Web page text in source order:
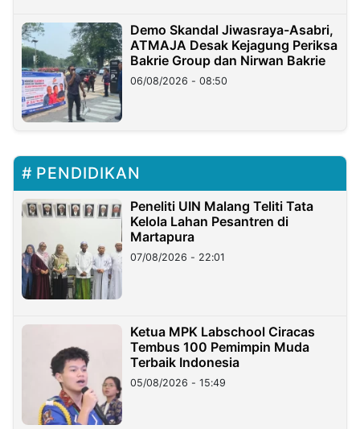
Demo Skandal Jiwasraya-Asabri,
ATMAJA Desak Kejagung Periksa
Bakrie Group dan Nirwan Bakrie
06/08/2026 - 08:50
PENDIDIKAN
Peneliti UIN Malang Teliti Tata
Kelola Lahan Pesantren di
Martapura
07/08/2026 - 22:01
Ketua MPK Labschool Ciracas
Tembus 100 Pemimpin Muda
Terbaik Indonesia
05/08/2026 - 15:49